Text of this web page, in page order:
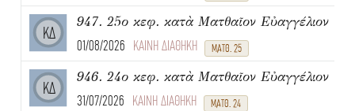
ΚΔ
947. 25ο κεφ. κατὰ Ματθαῖον Εὐαγγέλιον
01/08/2026 ΚΑΙΝΗ ΔΙΑΘΗΚΗ ΜΑΤΘ. 25
ΚΔ
946. 24ο κεφ. κατὰ Ματθαῖον Εὐαγγέλιον
31/07/2026 ΚΑΙΝΗ ΔΙΑΘΗΚΗ ΜΑΤΘ. 24